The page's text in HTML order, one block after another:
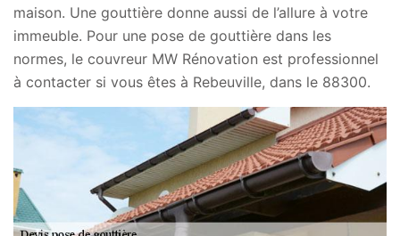
maison. Une gouttière donne aussi de l’allure à votre
immeuble. Pour une pose de gouttière dans les
normes, le couvreur MW Rénovation est professionnel
à contacter si vous êtes à Rebeuville, dans le 88300.